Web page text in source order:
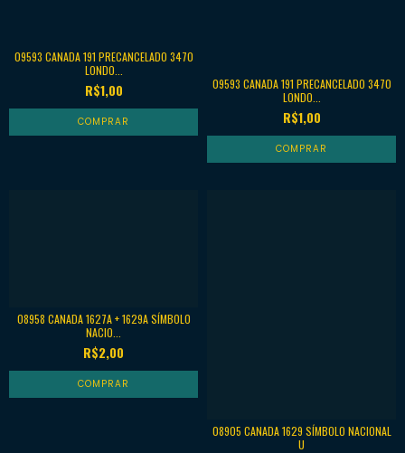
09593 CANADA 191 PRECANCELADO 3470
LONDO...
R$1,00
09593 CANADA 191 PRECANCELADO 3470
LONDO...
R$1,00
08958 CANADA 1627A + 1629A SÍMBOLO
NACIO...
R$2,00
08905 CANADA 1629 SÍMBOLO NACIONAL
U